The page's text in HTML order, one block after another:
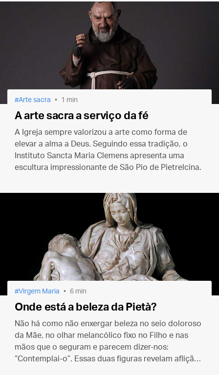
Arte sacra 1 min
A arte sacra a serviço da fé
A Igreja sempre valorizou a arte como forma de
elevar a alma a Deus. Seguindo essa tradição, o
Instituto Sancta Maria Clemens apresenta uma
escultura impressionante de São Pio de Pietrelcina.
Virgem Maria 6 min
Onde está a beleza da Pietà?
Não há como não enxergar beleza no seio doloroso
da Mãe, no olhar melancólico fixo no Filho e nas
mãos que o seguram e parecem dizer-nos:
“Contemplai-o”. Essas duas figuras revelam aflição